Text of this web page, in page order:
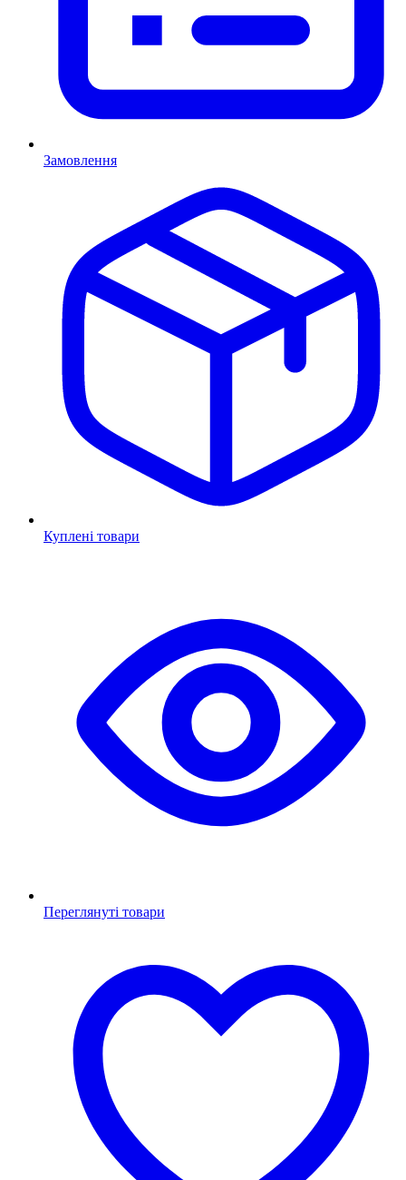
Замовлення
Куплені товари
Переглянуті товари